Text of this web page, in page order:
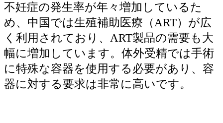
不妊症の発生率が年々増加しているた
め、中国では生殖補助医療（ART）が広
く利用されており、ART製品の需要も大
幅に増加しています。体外受精では手術
に特殊な容器を使用する必要があり、容
器に対する要求は非常に高いです。